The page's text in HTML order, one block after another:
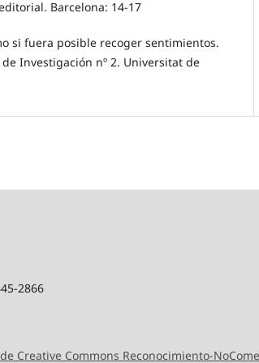
Barcelona: 14-17
si fuera posible recoger sentimientos.
Investigación nº 2. Universitat de
2866
Creative Commons Reconocimiento-